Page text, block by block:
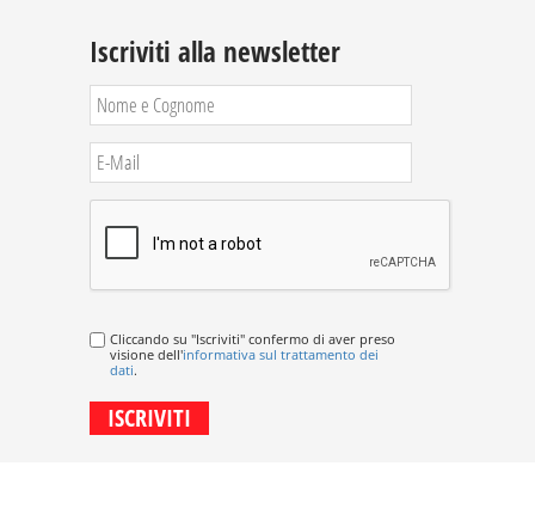
Iscriviti alla newsletter
Cliccando su "Iscriviti" confermo di aver preso
visione dell'informativa sul trattamento dei
dati.